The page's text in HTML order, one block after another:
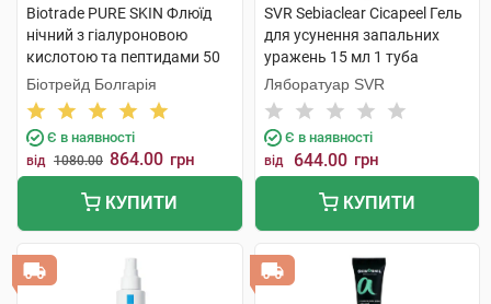
Biotrade PURE SKIN Флюїд
нічний з гіалуроновою
кислотою та пептидами 50
мл 1 флакон
Біотрейд Болгарія
Є в наявності
від 1080.00 864.00 грн
КУПИТИ
SVR Sebiaclear Cicapeel Гель
для усунення запальних
уражень 15 мл 1 туба
Ляборатуар SVR
Є в наявності
від 644.00 грн
КУПИТИ